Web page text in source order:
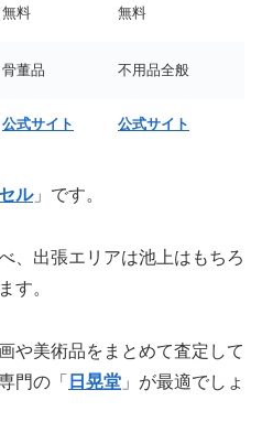
無料 無料
骨董品 不用品全般
公式サイト 公式サイト
ル」です。
、出張エリアは池上はもちろ
す。
や美術品をまとめて査定して
門の「 日晃堂 」が最適でしょ